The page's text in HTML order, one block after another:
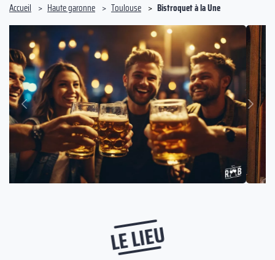
Accueil
Haute garonne Toulouse Bistroquet à la Une
Précédent
Suivant
LE LIEU